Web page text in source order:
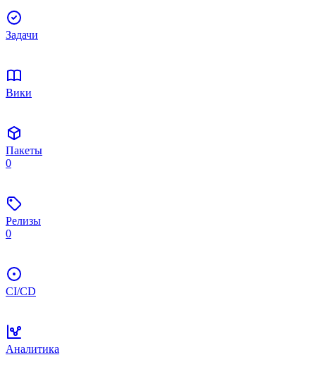
Задачи
Вики
Пакеты
0
Релизы
0
CI/CD
Аналитика